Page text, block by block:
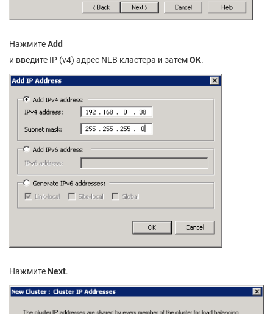
НажмитеAdd
и введите IP (v4) адрес NLB кластера и затемOK.
Нажмите Next.